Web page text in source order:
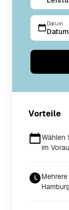
Datum
Datum
Vorteile
Wählen
im